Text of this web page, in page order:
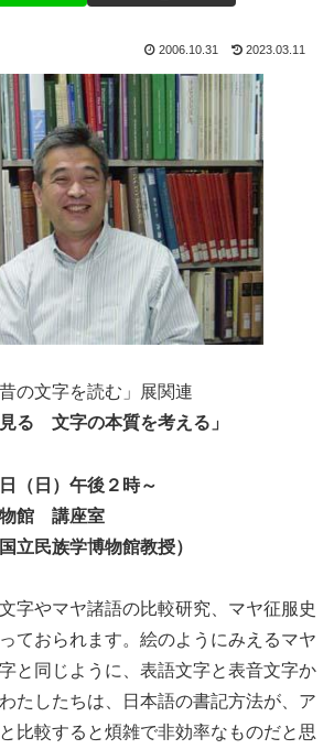
2006.10.31 2023.03.11
の文字を読む」展関連
る 文字の本質を考える」
（日）午後２時～
物館 講座室
立民族学博物館教授）
字やマヤ諸語の比較研究、マヤ征服史
ておられます。絵のようにみえるマヤ
と同じように、表語文字と表音文字か
たしたちは、日本語の書記方法が、ア
比較すると煩雑で非効率なものだと思